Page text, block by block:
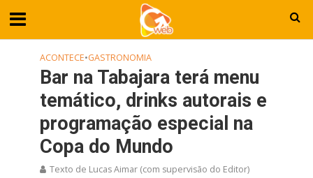
ACONTECE•GASTRONOMIA
Bar na Tabajara terá menu
temático, drinks autorais e
programação especial na
Copa do Mundo
Texto de Lucas Aimar (com supervisão do Editor)